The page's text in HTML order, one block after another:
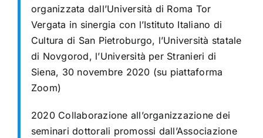
organizzata dall’Università di Roma Tor
Vergata in sinergia con l’Istituto Italiano di
Cultura di San Pietroburgo, l’Università statale
di Novgorod, l’Università per Stranieri di
Siena, 30 novembre 2020 (su piattaforma
Zoom)
2020 Collaborazione all’organizzazione dei
seminari dottorali promossi dall’Associazione